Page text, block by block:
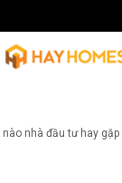
nhà đầu tư hay gặp